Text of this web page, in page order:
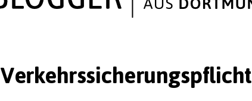
Verkehrssicherungspflicht